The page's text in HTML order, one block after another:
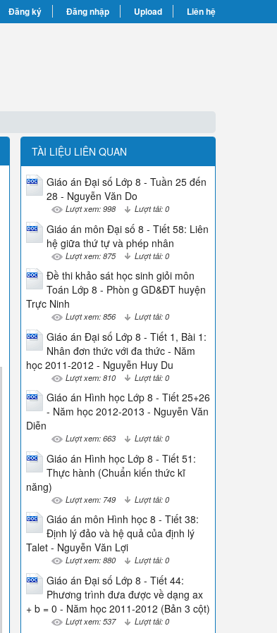
Đăng ký Đăng nhập Upload Liên hệ
TÀI LIỆU LIÊN QUAN
Giáo án Đại số Lớp 8 - Tuần 25 đến
28 - Nguyễn Văn Do
Lượt xem: 998 Lượt tải: 0
Giáo án môn Đại số 8 - Tiết 58: Liên
hệ giữa thứ tự và phép nhân
Lượt xem: 875 Lượt tải: 0
Đề thi khảo sát học sinh giỏi môn
Toán Lớp 8 - Phòn g GD&ĐT huyện
Trực Ninh
Lượt xem: 856 Lượt tải: 0
Giáo án Đại số Lớp 8 - Tiết 1, Bài 1:
Nhân đơn thức với đa thức - Năm
học 2011-2012 - Nguyễn Huy Du
Lượt xem: 810 Lượt tải: 0
Giáo án Hình học Lớp 8 - Tiết 25+26
- Năm học 2012-2013 - Nguyễn Văn
Diễn
Lượt xem: 663 Lượt tải: 0
Giáo án Hình học Lớp 8 - Tiết 51:
Thực hành (Chuẩn kiến thức kĩ
năng)
Lượt xem: 749 Lượt tải: 0
Giáo án môn Hình học 8 - Tiết 38:
Định lý đảo và hệ quả của định lý
Talet - Nguyễn Văn Lợi
Lượt xem: 880 Lượt tải: 0
Giáo án Đại số Lớp 8 - Tiết 44:
Phương trình đưa được về dạng ax
+ b = 0 - Năm học 2011-2012 (Bản 3 cột)
Lượt xem: 537 Lượt tải: 0